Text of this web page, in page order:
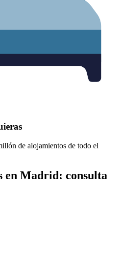
de alojamientos de todo el
en Madrid: consulta